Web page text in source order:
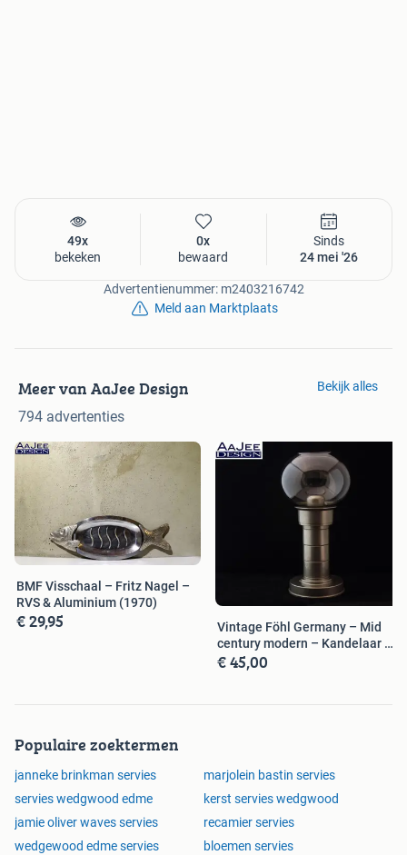
49x
bekeken
0x
bewaard
Sinds
24 mei '26
Advertentienummer: m2403216742
Meld aan Marktplaats
Meer van AaJee Design
794 advertenties
Bekijk alles
BMF Visschaal – Fritz Nagel –
RVS & Aluminium (1970)
€ 29,95
Vintage Föhl Germany – Mid
century modern – Kandelaar –
MCM
€ 45,00
Populaire zoektermen
janneke brinkman servies
marjolein bastin servies
servies wedgwood edme
kerst servies wedgwood
jamie oliver waves servies
recamier servies
wedgewood edme servies
bloemen servies